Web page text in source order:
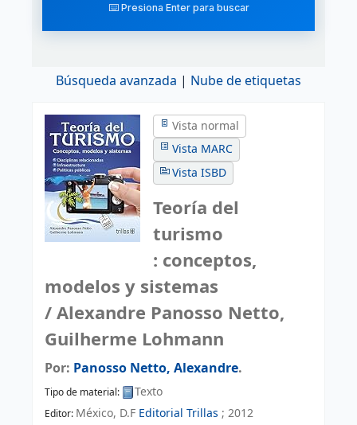
⌨️ Presiona Enter para buscar
Búsqueda avanzada Nube de etiquetas
Vista normal
Vista MARC
Vista ISBD
Teoría del
turismo
: conceptos,
modelos y sistemas
/ Alexandre Panosso Netto,
Guilherme Lohmann
Por: Panosso Netto, Alexandre.
Tipo de material: Texto
Editor: México, D.F Editorial Trillas ; 2012